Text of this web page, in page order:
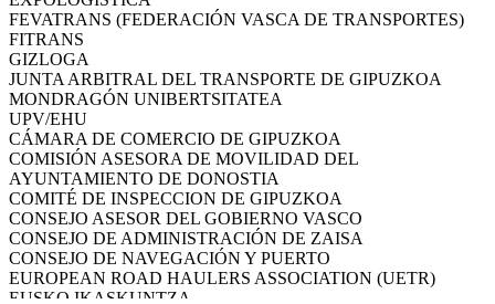
FEVATRANS (FEDERACIÓN VASCA DE TRANSPORTES)
FITRANS
GIZLOGA
JUNTA ARBITRAL DEL TRANSPORTE DE GIPUZKOA
MONDRAGÓN UNIBERTSITATEA
UPV/EHU
CÁMARA DE COMERCIO DE GIPUZKOA
COMISIÓN ASESORA DE MOVILIDAD DEL
AYUNTAMIENTO DE DONOSTIA
COMITÉ DE INSPECCION DE GIPUZKOA
CONSEJO ASESOR DEL GOBIERNO VASCO
CONSEJO DE ADMINISTRACIÓN DE ZAISA
CONSEJO DE NAVEGACIÓN Y PUERTO
EUROPEAN ROAD HAULERS ASSOCIATION (UETR)
EUSKO IKASKUNTZA